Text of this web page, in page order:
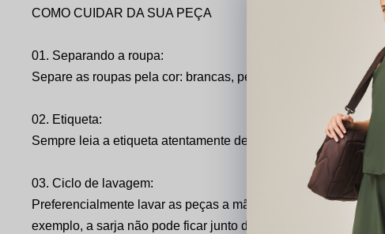
COMO CUIDAR DA SUA PEÇA
01. Separando a roupa:
Separe as roupas pela cor: brancas, peças claras, peças
02. Etiqueta:
Sempre leia a etiqueta atentamente de cada roupa e siga as
03. Ciclo de lavagem:
Preferencialmente lavar as peças a mão mas se optar pela
exemplo, a sarja não pode ficar junto de outros tecidos leves